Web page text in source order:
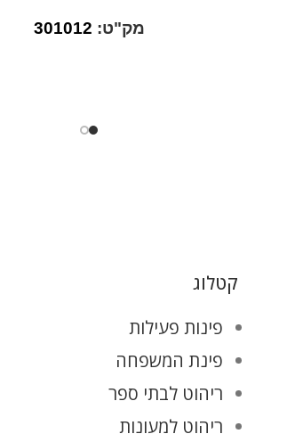
מק"ט: 301012
קטלוג
פינות פעילות
פינת המשפחה
ריהוט לבתי ספר
ריהוט למעונות